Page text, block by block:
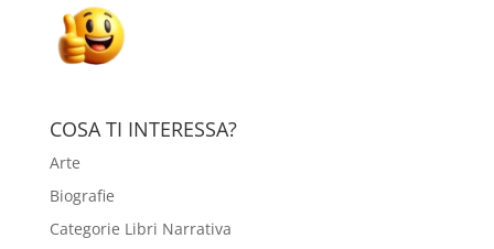
COSA TI INTERESSA?
Arte
Biografie
Categorie Libri Narrativa